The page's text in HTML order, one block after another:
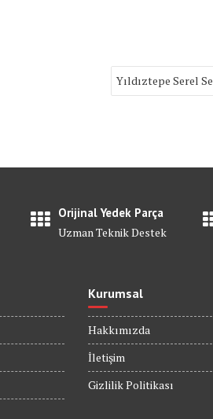
Yıldıztepe Serel
Orijinal Yedek Parça
Uzman Teknik Destek
Kurumsal
Hakkımızda
İletişim
Gizlilik Politikası